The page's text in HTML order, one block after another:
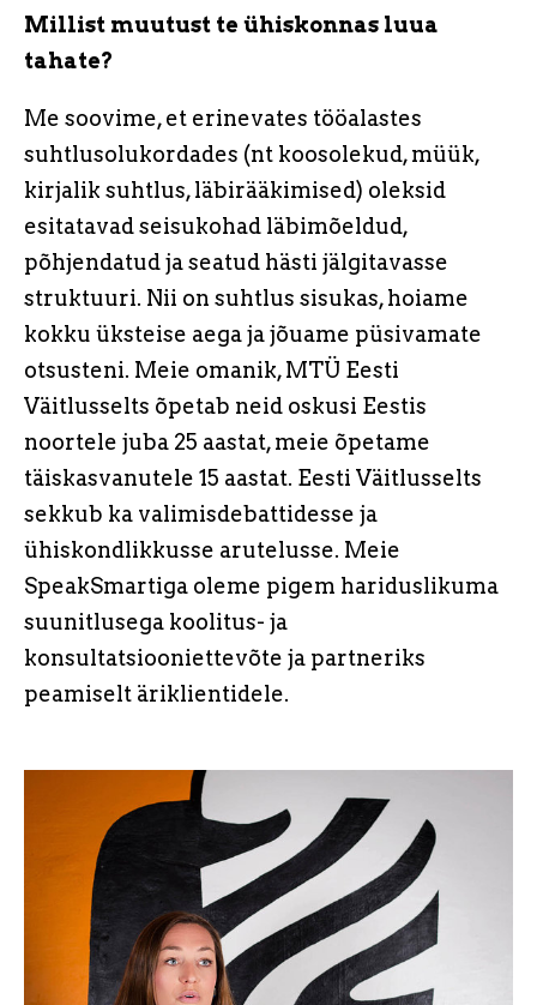
Millist muutust te ühiskonnas luua
tahate?
Me soovime, et erinevates tööalastes
suhtlusolukordades (nt koosolekud, müük,
kirjalik suhtlus, läbirääkimised) oleksid
esitatavad seisukohad läbimõeldud,
põhjendatud ja seatud hästi jälgitavasse
struktuuri. Nii on suhtlus sisukas, hoiame
kokku üksteise aega ja jõuame püsivamate
otsusteni. Meie omanik, MTÜ Eesti
Väitlusselts õpetab neid oskusi Eestis
noortele juba 25 aastat, meie õpetame
täiskasvanutele 15 aastat. Eesti Väitlusselts
sekkub ka valimisdebattidesse ja
ühiskondlikkusse arutelusse. Meie
SpeakSmartiga oleme pigem hariduslikuma
suunitlusega koolitus- ja
konsultatsiooniettevõte ja partneriks
peamiselt äriklientidele.